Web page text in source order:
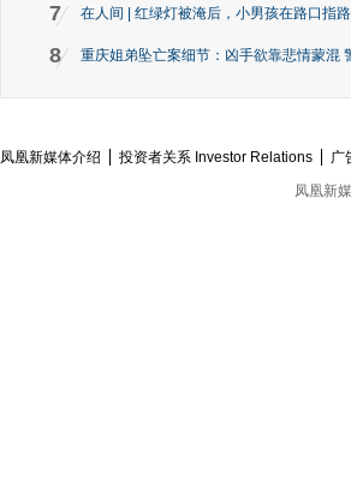
7 在人间 | 红绿灯被淹后，小男孩在路口指
8 重庆姐弟坠亡案细节：凶手欲靠悲情蒙混
凤凰新媒体介绍 投资者关系 Investor Relations 广
凤凰新